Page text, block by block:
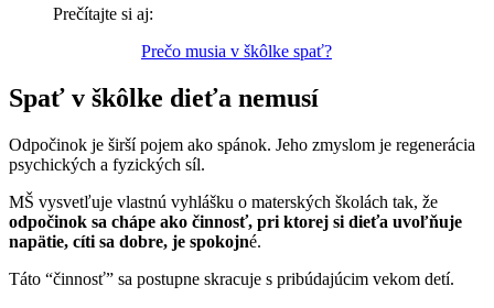
Prečítajte si aj:
Prečo musia v škôlke spať?
Spať v škôlke dieťa nemusí
Odpočinok je širší pojem ako spánok. Jeho zmyslom je regenerácia
psychických a fyzických síl.
MŠ vysvetľuje vlastnú vyhlášku o materských školách tak, že
odpočinok sa chápe ako činnosť, pri ktorej si dieťa uvoľňuje
napätie, cíti sa dobre, je spokojné.
Táto “činnosť” sa postupne skracuje s pribúdajúcim vekom detí.